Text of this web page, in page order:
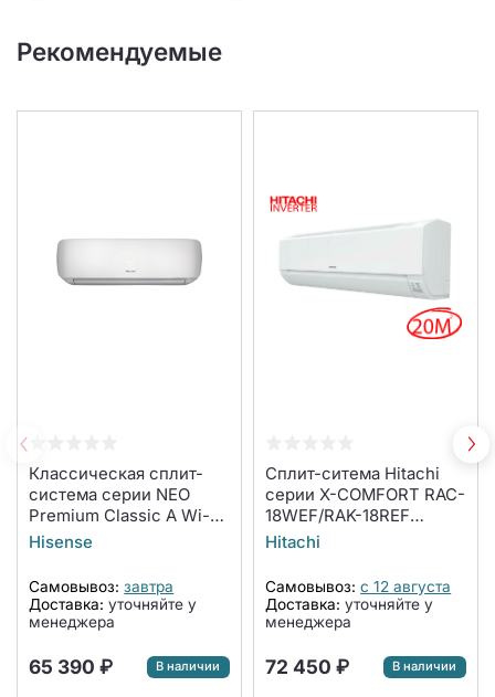
Рекомендуемые
Классическая сплит-
система серии NEO
Premium Classic A Wi-Fi
AS-24HW4SBATG005
Hisense
Самовывоз: завтра
Доставка: уточняйте у
менеджера
65 390 ₽ В наличии
Сплит-ситема Hitachi
серии X-COMFORT RAC-
18WEF/RAK-18REF
Inverter комплект
Hitachi
Самовывоз: с 12 августа
Доставка: уточняйте у
менеджера
72 450 ₽ В наличии